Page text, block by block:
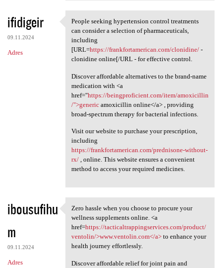
ifidigeir
09.11.2024
Adres
People seeking hypertension
People seeking hypertension control treatments
can consider a selection of pharmaceuticals,
including
[URL=https://frankfortamerican.com/clonidine/-
clonidine online[/URL - for effective control.
Discover affordable alternatives to the brand-name
medication with <a
href="https://beingproficient.com/item/amoxicillin
/">genericamoxicillin online</a> , providing
broad-spectrum therapy for bacterial infections.
Visit our website to purchase your prescription,
including
https://frankfortamerican.com/prednisone-without-
rx/, online. This website ensures a convenient
method to access your required medicines.
ibousufihu
m
09.11.2024
Adres
Zero hassle when you choose
Zero hassle when you choose to procure your
wellness supplements online. <a
href=https://tacticaltrappingservices.com/product/
ventolin/>www.ventolin.com</a>to enhance your
health journey effortlessly.
Discover affordable relief for joint pain and